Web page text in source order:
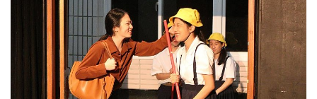
登入
刊登